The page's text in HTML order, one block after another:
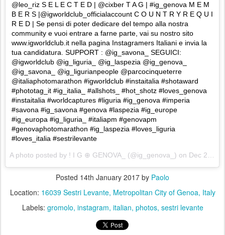
@leo_riz S E L E C T E D | @cixber T A G | #ig_genova M E M
B E R S |@igworldclub_officialaccount C O U N T R Y R E Q U I
R E D | Se pensi di poter dedicare del tempo alla nostra
community e vuoi entrare a farne parte, vai su nostro sito
www.igworldclub.it nella pagina Instagramers Italiani e invia la
tua candidatura. SUPPORT : @ig_savona_ SEGUICI:
@igworldclub @ig_liguria_ @ig_laspezia @ig_genova_
@ig_savona_ @ig_ligurianpeople @parcocinqueterre
@italiaphotomarathon #igworldclub #instaitalia #shotaward
#phototag_it #ig_italia_ #allshots_ #hot_shotz #loves_genova
#instaitalia #worldcaptures #liguria #ig_genova #imperia
#savona #ig_savona #genova #laspezia #ig_europe
#ig_europa #ig_liguria_ #italiapm #genovapm
#genovaphotomarathon #ig_laspezia #loves_liguria
#loves_italia #sestrilevante
A photo posted by ! I G ⊕ GENOVA_ (@ig_genova_) on Dec 2, 2016 at 2:16am PST
Posted 14th January 2017 by Paolo
Location: 16039 Sestri Levante, Metropolitan City of Genoa, Italy
Labels: gromolo instagram italian photos sestri levante